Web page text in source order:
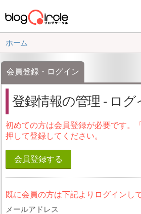
ホーム
会員登録・ログイン
登録情報の管理 - ログ
初めての方は会員登録が必要です。
押して登録してください。
会員登録する
既に会員の方は下記よりログインし
メールアドレス